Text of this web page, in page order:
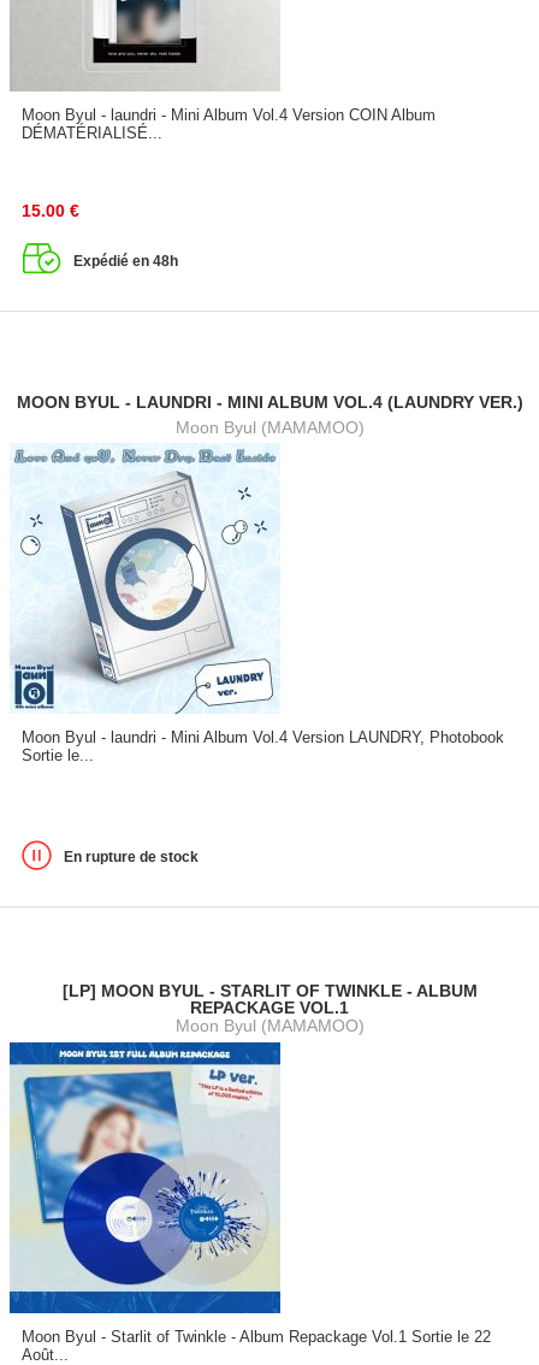
Moon Byul - laundri - Mini Album Vol.4 Version COIN Album
DÉMATÉRIALISÉ...
15.00 €
Expédié en 48h
MOON BYUL - LAUNDRI - MINI ALBUM VOL.4 (LAUNDRY VER.)
Moon Byul (MAMAMOO)
Moon Byul - laundri - Mini Album Vol.4 Version LAUNDRY, Photobook
Sortie le...
En rupture de stock
[LP] MOON BYUL - STARLIT OF TWINKLE - ALBUM
REPACKAGE VOL.1
Moon Byul (MAMAMOO)
Moon Byul - Starlit of Twinkle - Album Repackage Vol.1 Sortie le 22
Août...